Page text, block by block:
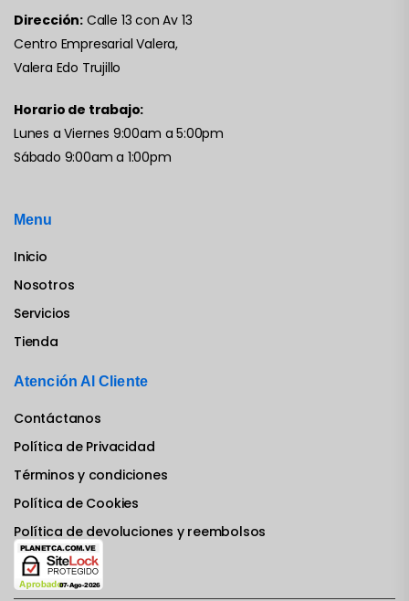
Dirección: Calle 13 con Av 13
Centro Empresarial Valera,
Valera Edo Trujillo
Horario de trabajo:
Lunes a Viernes 9:00am a 5:00pm
Sábado 9:00am a 1:00pm
Menu
Inicio
Nosotros
Servicios
Tienda
Atención Al Cliente
Contáctanos
Política de Privacidad
Términos y condiciones
Política de Cookies
Política de devoluciones y reembolsos